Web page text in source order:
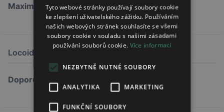
Maximální doplatek
—
Locoid lipocream 0,1% krém 1mg/g
Doporučená cena
Tyto webové stránky používají soubory cookie
ke zlepšení uživatelského zážitku. Používáním
našich webových stránek souhlasíte se všemi
soubory cookie v souladu s našimi zásadami
používání souborů cookie. Více informací
NEZBYTNĚ NUTNÉ SOUBORY
ANALYTIKA MARKETING
FUNKČNÍ SOUBORY